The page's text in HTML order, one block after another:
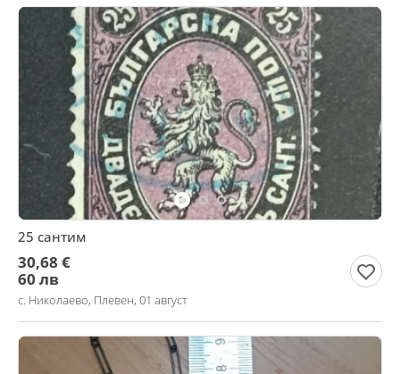
25 сантим
30,68 €
60 лв
с. Николаево, Плевен, 01 август